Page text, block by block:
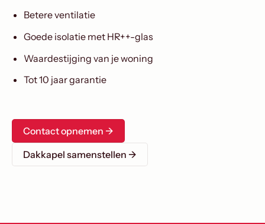
Betere ventilatie
Goede isolatie met HR++-glas
Waardestijging van je woning
Tot 10 jaar garantie
Contact opnemen ->
Dakkapel samenstellen →